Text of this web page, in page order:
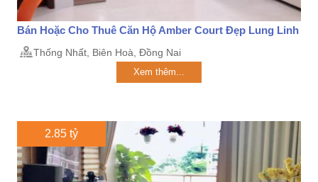
Bán Hoặc Cho Thuê Căn Hộ Amber Court Đẹp Lung Linh
Thống Nhất, Biên Hoà, Đồng Nai
Xem thêm...
2.85 tỷ